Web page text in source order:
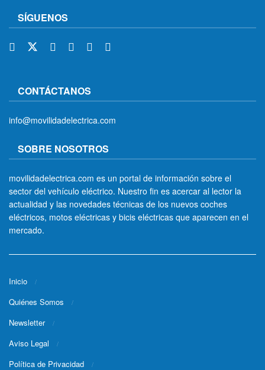
SÍGUENOS
CONTÁCTANOS
info@movilidadelectrica.com
SOBRE NOSOTROS
movilidadelectrica.com es un portal de información sobre el
sector del vehículo eléctrico. Nuestro fin es acercar al lector la
actualidad y las novedades técnicas de los nuevos coches
eléctricos, motos eléctricas y bicis eléctricas que aparecen en el
mercado.
Inicio
Quiénes Somos
Newsletter
Aviso Legal
Política de Privacidad